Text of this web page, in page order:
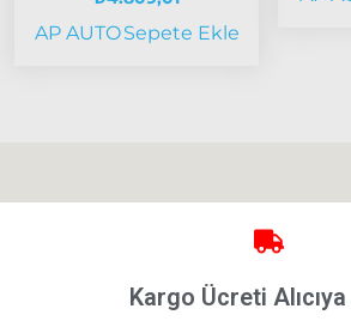
Brava
AP AUTOSepete Ekle
Kargo Ücreti